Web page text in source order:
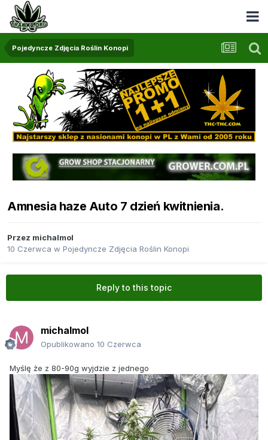
Pojedyncze Zdjęcia Roślin Konopi
Amnesia haze Auto 7 dzień kwitnienia.
Przez michalmol
10 Czerwca w Pojedyncze Zdjęcia Roślin Konopi
Reply to this topic
michalmol
Opublikowano 10 Czerwca
Myślę że z 80-90g wyjdzie z jednego